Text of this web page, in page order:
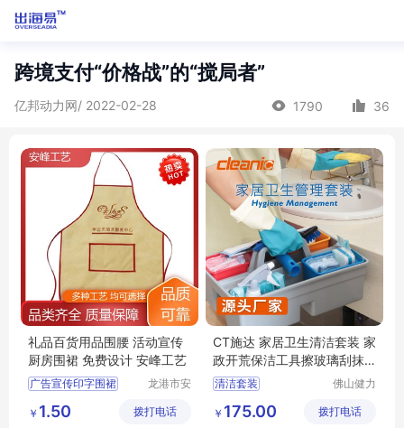
跨境支付“价格战”的“搅局者”
亿邦动力网/ 2022-02-28 1790 36
礼品百货用品围腰 活动宣传
厨房围裙 免费设计 安峰工艺
广告宣传印字围裙
一次性涤纶火锅围裙
龙港市安
品厂（个
￥ 1.50 拨打电话
CT施达 家居卫生清洁套装 家
政开荒保洁工具擦玻璃刮抹
布刷子组合
清洁套装
开荒保洁工具
佛山健力
有限公司
￥ 175.00 拨打电话